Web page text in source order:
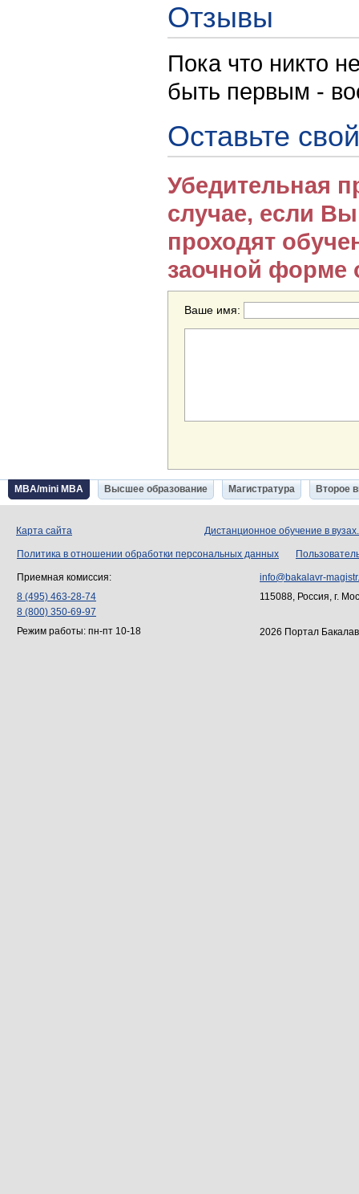
Отзывы
Пока что никто
быть первым -
Оставьте
Убедительная
случае, если
проходят
заочной форме
Ваше имя:
MBA/mini MBA Высшее образование Магистратура Второе
Карта сайта Дистанционное обучение в
Политика в отношении обработки персональных данных
Приемная комиссия:
8 (495) 463-28-74
8 (800) 350-69-97
Режим работы: пн-пт 10-18
info@bakalavr-
115088, Россия, г.
2026 Портал